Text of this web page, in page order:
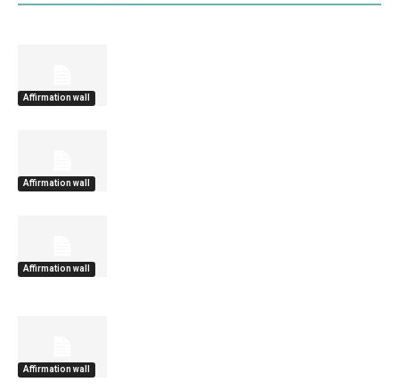
Affirmation wall
Affirmation wall
Affirmation wall
Affirmation wall